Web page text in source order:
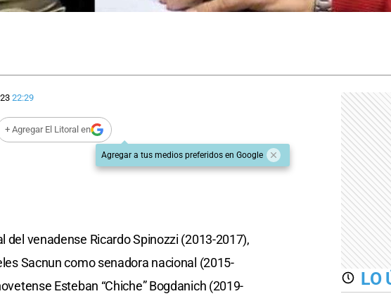
22:29
+ Agregar El Litoral en
Agregar a tus medios preferidos en Google
venadense Ricardo Spinozzi (2013-2017),
Sacnun como senadora nacional (2015-
Esteban “Chiche” Bogdanich (2019-
LO